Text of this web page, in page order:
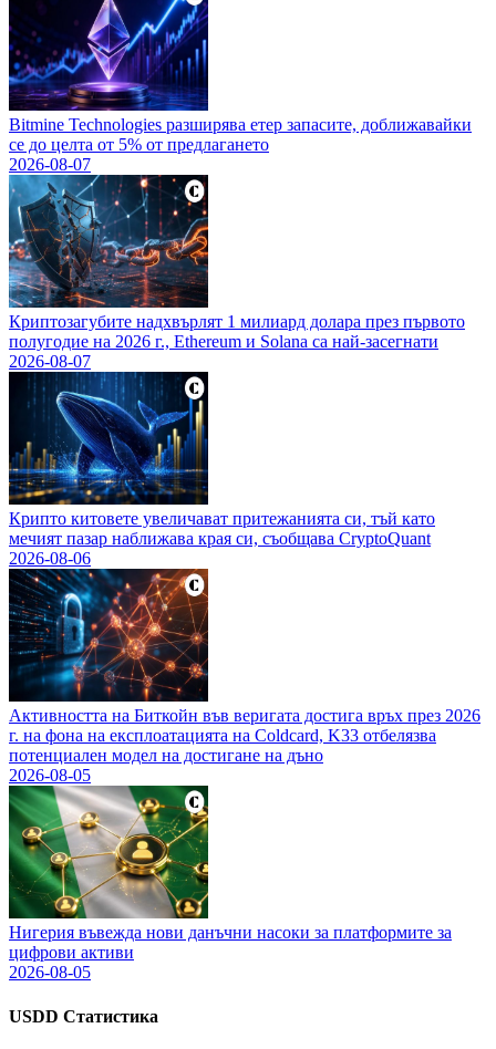
Bitmine Technologies разширява етер запасите, доближавайки
се до целта от 5% от предлагането
2026-08-07
Криптозагубите надхвърлят 1 милиард долара през първото
полугодие на 2026 г., Ethereum и Solana са най-засегнати
2026-08-07
Крипто китовете увеличават притежанията си, тъй като
мечият пазар наближава края си, съобщава CryptoQuant
2026-08-06
Активността на Биткойн във веригата достига връх през 2026
г. на фона на експлоатацията на Coldcard, K33 отбелязва
потенциален модел на достигане на дъно
2026-08-05
Нигерия въвежда нови данъчни насоки за платформите за
цифрови активи
2026-08-05
USDD Статистика